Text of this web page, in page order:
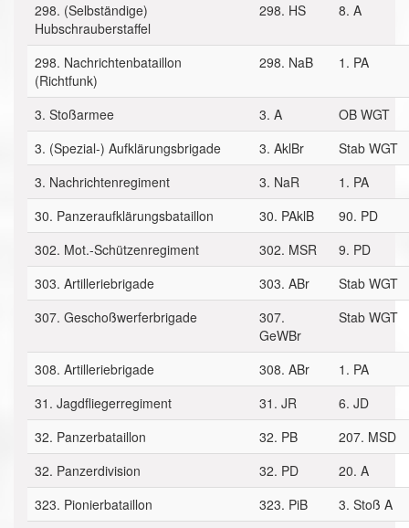
298. (Selbständige)
Hubschrauberstaffel
298. HS 8. A
298. Nachrichtenbataillon
(Richtfunk)
298. NaB 1. PA
3. Stoßarmee 3. A
OB WGT
3. (Spezial-) Aufklärungsbrigade
3. AklBr
Stab WGT
3. Nachrichtenregiment
3. NaR
1. PA
30. Panzeraufklärungsbataillon
30. PAklB
90. PD
302. Mot.-Schützenregiment
302. MSR
9. PD
303. Artilleriebrigade
303. ABr
Stab WGT
307. Geschoßwerferbrigade
307.
GeWBr
Stab WGT
308. Artilleriebrigade 308. ABr
1. PA
31. Jagdfliegerregiment
31. JR
6. JD
32. Panzerbataillon
32. PB
207. MSD
32. Panzerdivision
32. PD
20. A
323. Pionierbataillon
323. PiB
3. Stoß A